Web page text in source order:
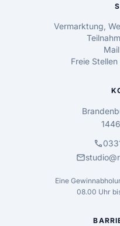
Vermarktung,
Freie
call
mail
Eine
08.00 Uhr